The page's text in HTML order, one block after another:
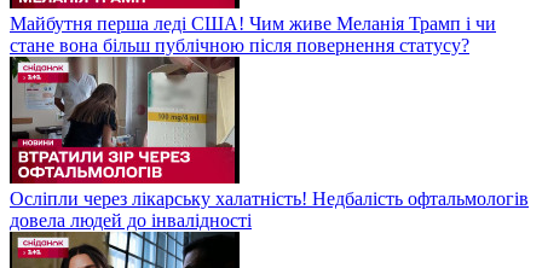
Майбутня перша леді США! Чим живе Меланія Трамп і чи
стане вона більш публічною після повернення статусу?
Осліпли через лікарську халатність! Недбалість офтальмологів
довела людей до інвалідності